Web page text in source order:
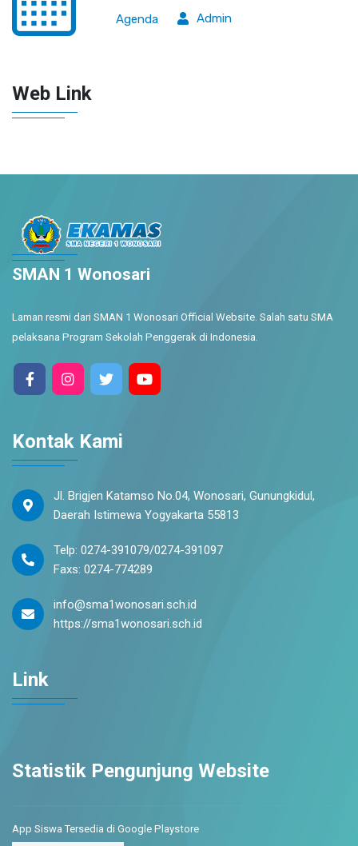
Agenda
Admin
Web Link
SMAN 1 Wonosari
Laman resmi dari SMAN 1 Wonosari Official Website. Salah satu SMA
pelaksana Program Sekolah Penggerak di Indonesia.
Kontak Kami
Jl. Brigjen Katamso No.04, Wonosari, Gunungkidul,
Daerah Istimewa Yogyakarta 55813
Telp: 0274-391079/0274-391097
Faxs: 0274-774289
info@sma1wonosari.sch.id
https://sma1wonosari.sch.id
Link
Statistik Pengunjung Website
App Siswa Tersedia di Google Playstore